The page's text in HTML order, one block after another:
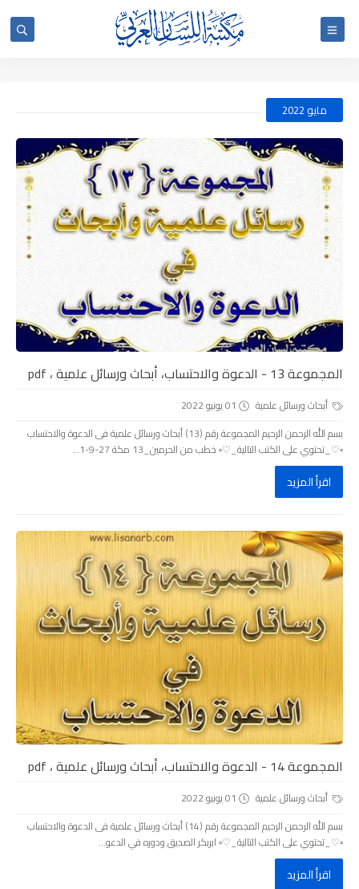
مايو 2022
المجموعة 13 - الدعوة والاحتساب، أبحاث ورسائل علمية ، pdf
أبحاث ورسائل علمية
01 يونيو 2022
بسم الله الرحمن الرحيم المجموعة رقم (13) أبحاث ورسائل علمية فى الدعوة والاحتساب
▫️♡_تحتوي على الكتب التالية_♡▫️ خطب من الحرمين_13 مكة 27-9-1...
اقرأ المزيد
المجموعة 14 - الدعوة والاحتساب، أبحاث ورسائل علمية ، pdf
أبحاث ورسائل علمية
01 يونيو 2022
بسم الله الرحمن الرحيم المجموعة رقم (14) أبحاث ورسائل علمية فى الدعوة والاحتساب
▫️♡_تحتوي على الكتب التالية_♡▫️ ابربكر الصديق ودوره في الدعو...
اقرأ المزيد